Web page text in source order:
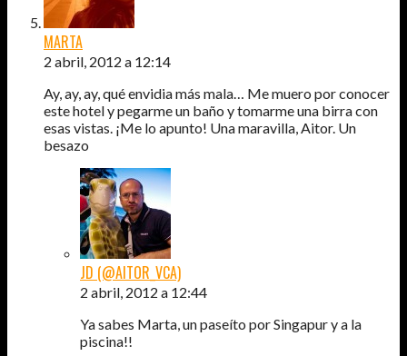
MARTA
2 abril, 2012 a 12:14
Ay, ay, ay, qué envidia más mala… Me muero por conocer
este hotel y pegarme un baño y tomarme una birra con
esas vistas. ¡Me lo apunto! Una maravilla, Aitor. Un
besazo
JD (@AITOR_VCA)
2 abril, 2012 a 12:44
Ya sabes Marta, un paseíto por Singapur y a la
piscina!!